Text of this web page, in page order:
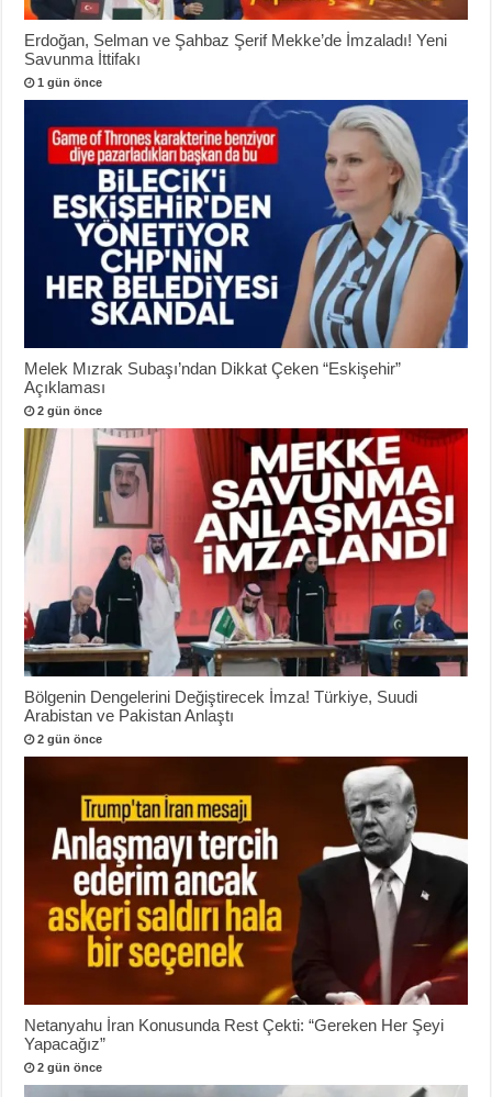
Erdoğan, Selman ve Şahbaz Şerif Mekke’de İmzaladı! Yeni
Savunma İttifakı
1 gün önce
Melek Mızrak Subaşı’ndan Dikkat Çeken “Eskişehir”
Açıklaması
2 gün önce
Bölgenin Dengelerini Değiştirecek İmza! Türkiye, Suudi
Arabistan ve Pakistan Anlaştı
2 gün önce
Netanyahu İran Konusunda Rest Çekti: “Gereken Her Şeyi
Yapacağız”
2 gün önce